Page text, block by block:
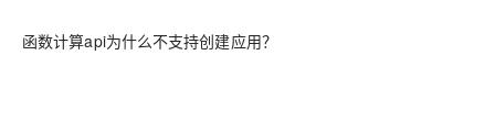
函数计算api为什么不支持创建应用？